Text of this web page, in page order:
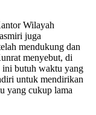
Wilayah
juga
mendukung dan
menyebut, di
ini butuh waktu yang
untuk mendirikan
yang cukup lama